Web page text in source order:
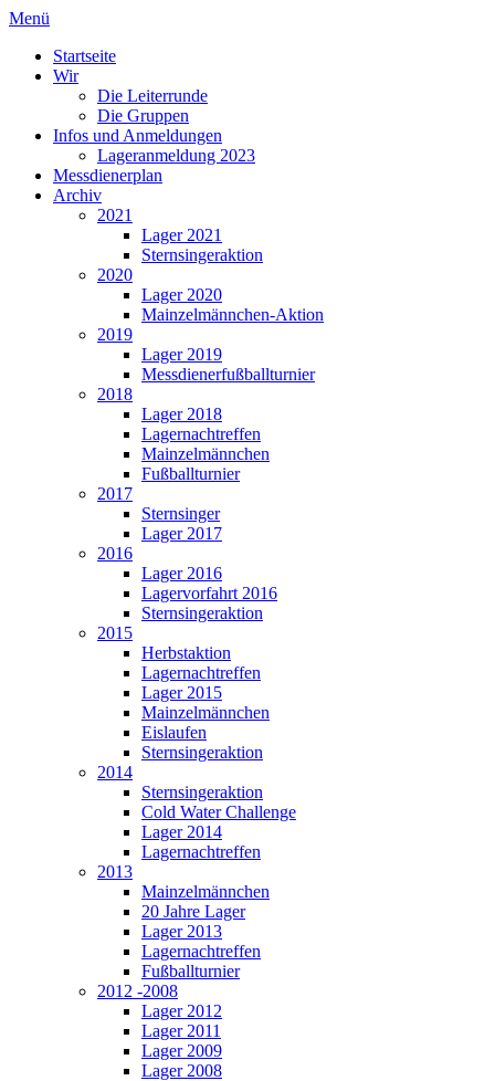
Menü
Startseite
Wir
Die Leiterrunde
Die Gruppen
Infos und Anmeldungen
Lageranmeldung 2023
Messdienerplan
Archiv
2021
Lager 2021
Sternsingeraktion
2020
Lager 2020
Mainzelmännchen-Aktion
2019
Lager 2019
Messdienerfußballturnier
2018
Lager 2018
Lagernachtreffen
Mainzelmännchen
Fußballturnier
2017
Sternsinger
Lager 2017
2016
Lager 2016
Lagervorfahrt 2016
Sternsingeraktion
2015
Herbstaktion
Lagernachtreffen
Lager 2015
Mainzelmännchen
Eislaufen
Sternsingeraktion
2014
Sternsingeraktion
Cold Water Challenge
Lager 2014
Lagernachtreffen
2013
Mainzelmännchen
20 Jahre Lager
Lager 2013
Lagernachtreffen
Fußballturnier
2012 -2008
Lager 2012
Lager 2011
Lager 2009
Lager 2008